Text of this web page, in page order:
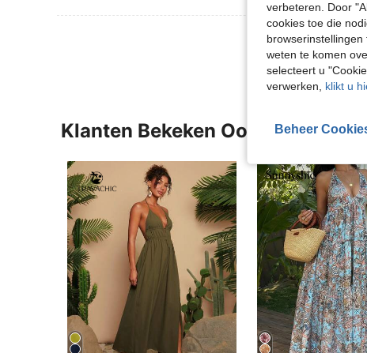
Meer
Klanten Bekeken Ook
verbeteren. Door
cookies toe die
weten te komen
selecteert u
verwerken, klikt u
Beheer